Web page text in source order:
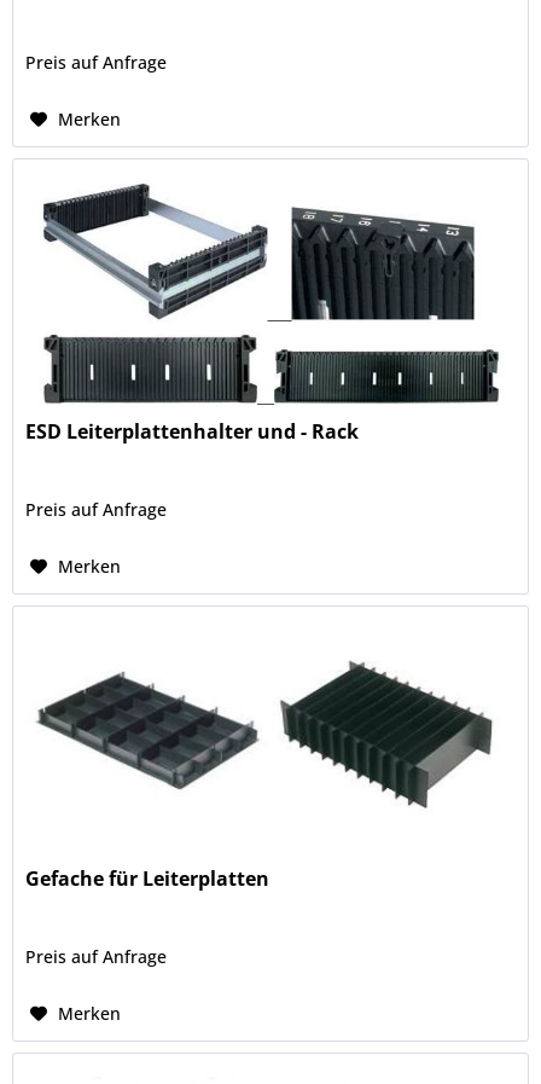
Preis auf Anfrage
Merken
ESD Leiterplattenhalter und - Rack
Preis auf Anfrage
Merken
Gefache für Leiterplatten
Preis auf Anfrage
Merken